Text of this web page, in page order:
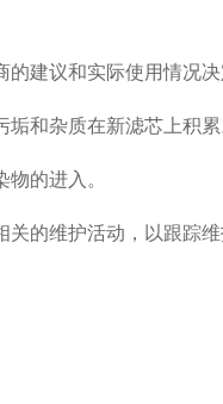
建议和实际使用情况决
和杂质在新滤芯上积累
的进入。
维护活动，以跟踪维